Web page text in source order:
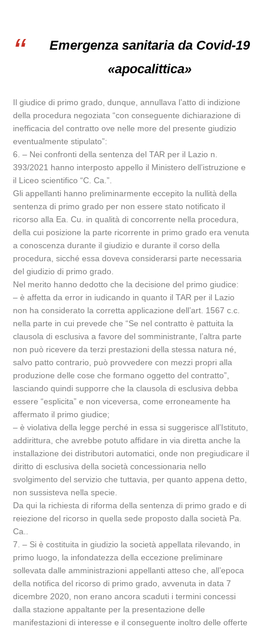
Emergenza sanitaria da Covid-19
«apocalittica»
Il giudice di primo grado, dunque, annullava l’atto di indizione
della procedura negoziata “con conseguente dichiarazione di
inefficacia del contratto ove nelle more del presente giudizio
eventualmente stipulato”:
6. – Nei confronti della sentenza del TAR per il Lazio n.
393/2021 hanno interposto appello il Ministero dell’istruzione e
il Liceo scientifico “C. Ca.”.
Gli appellanti hanno preliminarmente eccepito la nullità della
sentenza di primo grado per non essere stato notificato il
ricorso alla Ea. Cu. in qualità di concorrente nella procedura,
della cui posizione la parte ricorrente in primo grado era venuta
a conoscenza durante il giudizio e durante il corso della
procedura, sicché essa doveva considerarsi parte necessaria
del giudizio di primo grado.
Nel merito hanno dedotto che la decisione del primo giudice:
– è affetta da error in iudicando in quanto il TAR per il Lazio
non ha considerato la corretta applicazione dell’art. 1567 c.c.
nella parte in cui prevede che “Se nel contratto è pattuita la
clausola di esclusiva a favore del somministrante, l’altra parte
non può ricevere da terzi prestazioni della stessa natura né,
salvo patto contrario, può provvedere con mezzi propri alla
produzione delle cose che formano oggetto del contratto”,
lasciando quindi supporre che la clausola di esclusiva debba
essere “esplicita” e non viceversa, come erroneamente ha
affermato il primo giudice;
– è violativa della legge perché in essa si suggerisce all’Istituto,
addirittura, che avrebbe potuto affidare in via diretta anche la
installazione dei distributori automatici, onde non pregiudicare il
diritto di esclusiva della società concessionaria nello
svolgimento del servizio che tuttavia, per quanto appena detto,
non sussisteva nella specie.
Da qui la richiesta di riforma della sentenza di primo grado e di
reiezione del ricorso in quella sede proposto dalla società Pa.
Ca..
7. – Si è costituita in giudizio la società appellata rilevando, in
primo luogo, la infondatezza della eccezione preliminare
sollevata dalle amministrazioni appellanti atteso che, all’epoca
della notifica del ricorso di primo grado, avvenuta in data 7
dicembre 2020, non erano ancora scaduti i termini concessi
dalla stazione appaltante per la presentazione delle
manifestazioni di interesse e il conseguente inoltro delle offerte